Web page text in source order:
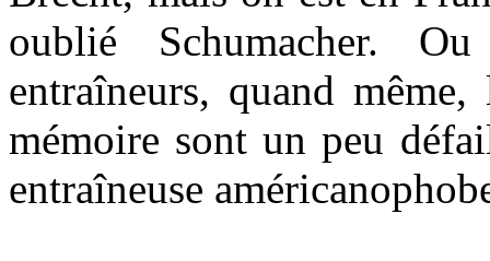
oublié Schumacher.
entraîneurs, quand
mémoire sont un peu
entraîneuse